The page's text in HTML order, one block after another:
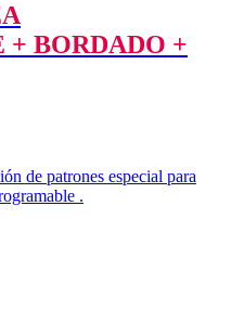
BORDADO +
de patrones especial para
.